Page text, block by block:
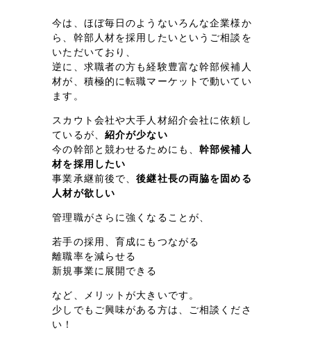
制作実績
Works
制作実績
全国1,400社以上の支援実績の中から実績の
一部をご紹介します
ブックマークしたサイト
すべて
今は、ほぼ毎日のようないろんな企業様か
ら、幹部人材を採用したいというご相談を
いただいており、
逆に、求職者の方も経験豊富な幹部候補人
材が、積極的に転職マーケットで動いてい
ます。
スカウト会社や大手人材紹介会社に依頼し
ているが、 紹介が少ない
今の幹部と競わせるためにも、幹部候補人
材を採用したい
事業承継前後で、後継社長の両脇を固める
人材が欲しい
管理職がさらに強くなることが、
若手の採用、育成にもつながる
離職率を減らせる
新規事業に展開できる
など、メリットが大きいです。
少しでもご興味がある方は、ご相談くださ
い！